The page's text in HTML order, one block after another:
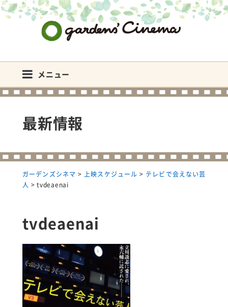
メニュー
最新情報
ガーデンズシネマ >上映スケジュール > テレビで会えない芸
人 > tvdeaenai
tvdeaenai